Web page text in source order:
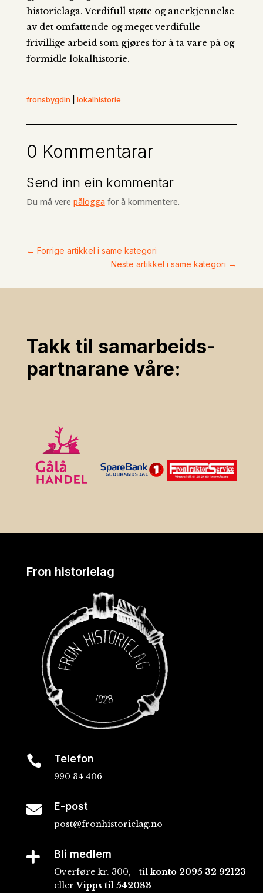
historielaga. Verdifull støtte og anerkjennelse
av det omfattende og meget verdifulle
frivillige arbeid som gjøres for å ta vare på og
formidle lokalhistorie.
fronsbygdin| lokalhistorie
0 Kommentarar
Send inn ein kommentar
Du må vere påloggafor å kommentere.
← Forrige artikkel i same kategori
Neste artikkel i same kategori →
Takk til samarbeids­
partnarane våre:
Fron historielag
 Telefon
990 34 406
 E-post
post@fronhistorielag.no
 Bli medlem
Overføre kr. 300,– tilkonto 2095 32 92123
ellerVipps til 542083